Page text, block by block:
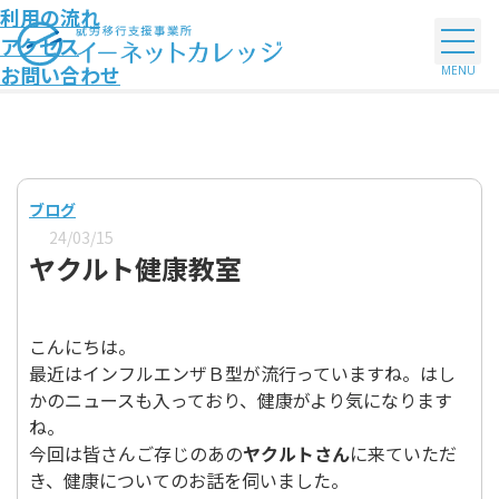
利用の流れ
アクセス
お問い合わせ
ブログ
24/03/15
ヤクルト健康教室
こんにちは。
最近はインフルエンザＢ型が流行っていますね。はし
かのニュースも入っており、健康がより気になります
ね。
今回は皆さんご存じのあのヤクルトさんに来ていただ
き、健康についてのお話を伺いました。